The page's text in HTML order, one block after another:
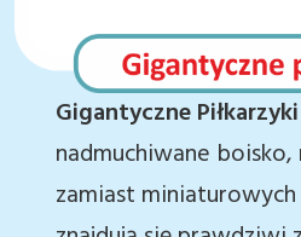
Gigantyczne Piłkarzyki
nadmuchiwane
zamiast miniaturowych